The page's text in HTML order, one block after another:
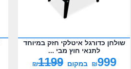
שולחן כדורגל איטלקי חזק במיוחד
לתנאי חוץ מבי ...
₪999 במקום ₪1199